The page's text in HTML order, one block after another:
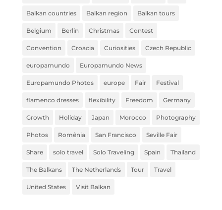
Balkan countries Balkan region Balkan tours
Belgium Berlin Christmas Contest
Convention Croacia Curiosities Czech Republic
europamundo Europamundo News
Europamundo Photos europe Fair Festival
flamenco dresses flexibility Freedom Germany
Growth Holiday Japan Morocco Photography
Photos Romênia San Francisco Seville Fair
Share solo travel Solo Traveling Spain Thailand
The Balkans The Netherlands Tour Travel
United States Visit Balkan